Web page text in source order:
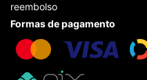
reembolso
Formas de pagamento